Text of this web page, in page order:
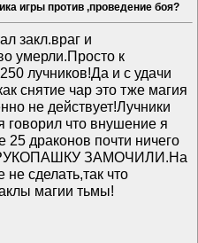
игры против ,проведение боя?
закл.враг и
умерли.Просто к
лучников!Да и с удачи
снятие чар это тже магия
не действует!Лучники
говорил что внушение я
25 драконов почти ничего
ЗАМОЧИЛИ.На
сделать,так что
магии тьмы!